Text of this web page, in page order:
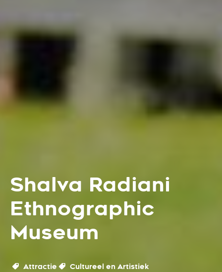
Shalva Radiani
Ethnographic
Museum
Attractie Cultureel en Artistiek